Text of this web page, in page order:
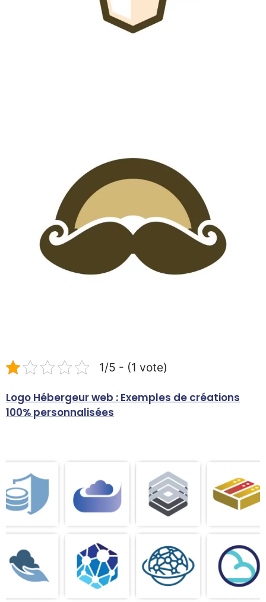
1/5 - (1 vote)
Logo Hébergeur web : Exemples de créations
100% personnalisées